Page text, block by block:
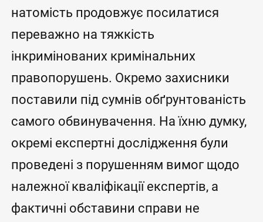
натомість продовжує посилатися
переважно на тяжкість
інкримінованих кримінальних
правопорушень. Окремо захисники
поставили під сумнів обґрунтованість
самого обвинувачення. На їхню думку,
окремі експертні дослідження були
проведені з порушенням вимог щодо
належної кваліфікації експертів, а
фактичні обставини справи не